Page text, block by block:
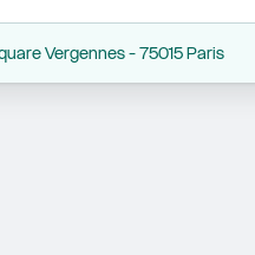
Vergennes - 75015 Paris